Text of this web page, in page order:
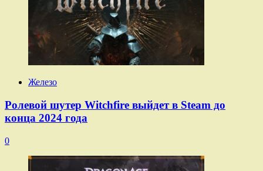
Железо
Ролевой шутер Witchfire выйдет в Steam до
конца 2024 года
0